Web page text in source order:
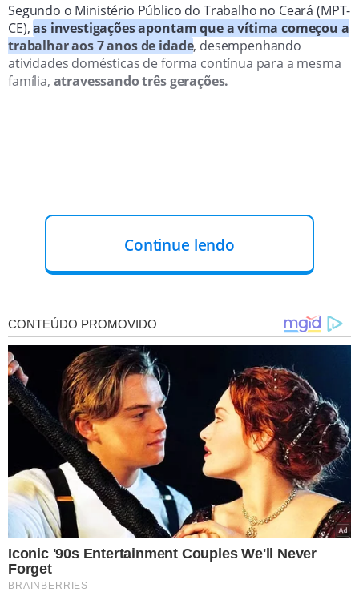
Segundo o Ministério Público do Trabalho no Ceará (MPT-
CE),as investigações apontam que a vítima começou a
trabalhar aos 7 anos de idade, desempenhando
atividades domésticas de forma contínua para a mesma
família, atravessando três gerações.
Ainda de acordo com o órgão, durante décadas ela não
recebeu salário e não teve o vínculo empregatício
formalizado.
A operação de resgate foi realizada pelo Ministério
Público do Trabalho no Ceará, em conjunto com o Grupo
Especial de Fiscalização Móvel, a Polícia Federal (PF) e a
rede de assistência social coordenada pela Secretaria dos
Direitos Humanos do Ceará.
Continue lendo